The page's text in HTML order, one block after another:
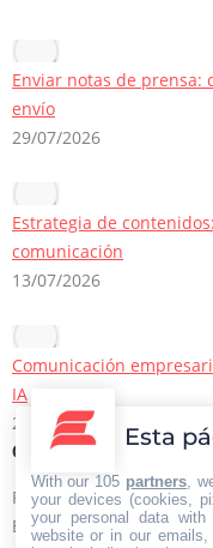
Enviar notas de prensa:
envío
29/07/2026
Estrategia de
comunicación
13/07/2026
Comunicación
IA
22/06/2026
Contacto Iberian Press
Principales vías de
E-mail:
Esta
With our 105 partners ,
your devices (cookies,
your personal data
website or in our